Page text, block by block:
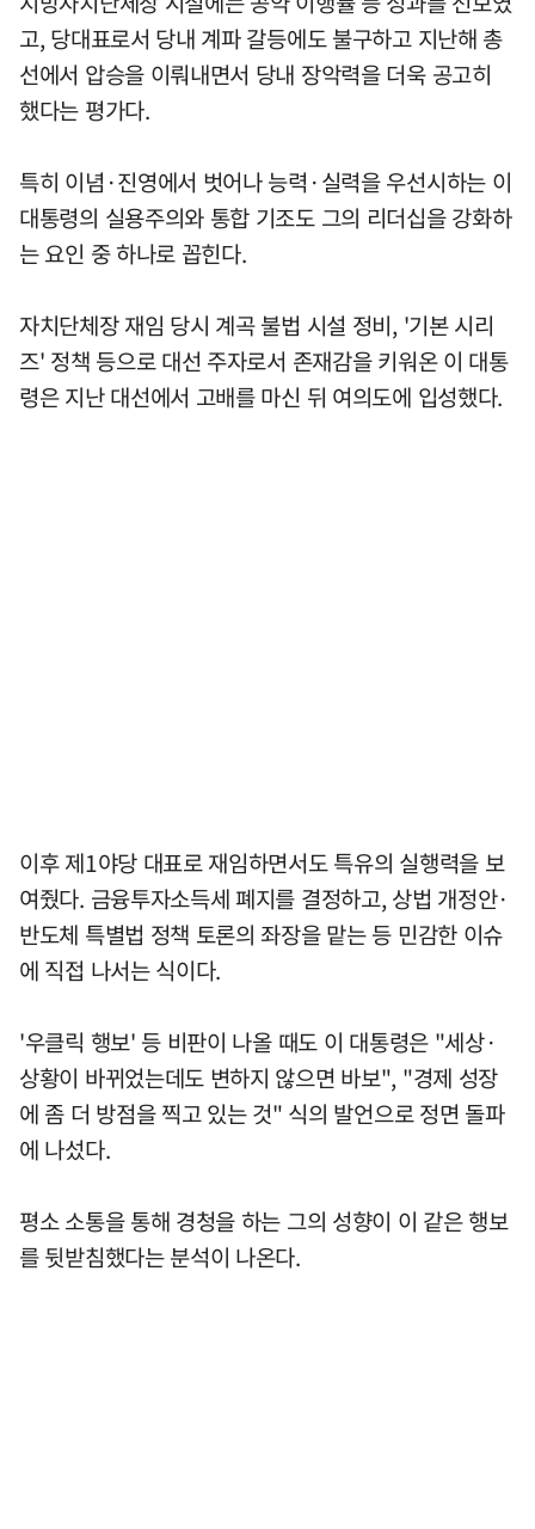
고, 당대표로서 당내 계파 갈등에도 불구하고 지난해 총
선에서 압승을 이뤄내면서 당내 장악력을 더욱 공고히
했다는 평가다.
특히 이념·진영에서 벗어나 능력·실력을 우선시하는 이
대통령의 실용주의와 통합 기조도 그의 리더십을 강화하
는 요인 중 하나로 꼽힌다.
자치단체장 재임 당시 계곡 불법 시설 정비, '기본 시리
즈' 정책 등으로 대선 주자로서 존재감을 키워온 이 대통
령은 지난 대선에서 고배를 마신 뒤 여의도에 입성했다.
이후 제1야당 대표로 재임하면서도 특유의 실행력을 보
여줬다. 금융투자소득세 폐지를 결정하고, 상법 개정안·
반도체 특별법 정책 토론의 좌장을 맡는 등 민감한 이슈
에 직접 나서는 식이다.
'우클릭 행보' 등 비판이 나올 때도 이 대통령은 "세상·
상황이 바뀌었는데도 변하지 않으면 바보", "경제 성장
에 좀 더 방점을 찍고 있는 것" 식의 발언으로 정면 돌파
에 나섰다.
평소 소통을 통해 경청을 하는 그의 성향이 이 같은 행보
를 뒷받침했다는 분석이 나온다.